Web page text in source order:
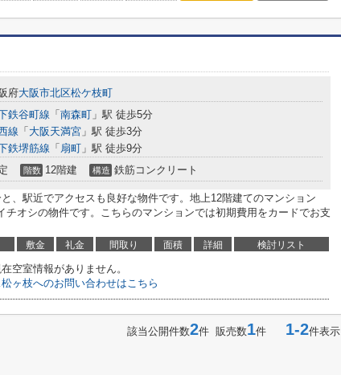
府大阪市北区松ケ枝町
鉄谷町線 「 南森町 」駅 徒歩5分
線 「 大阪天満宮 」駅 徒歩3分
鉄堺筋線 「 扇町 」駅 徒歩9分
階数 12階建 構造 鉄筋コンクリート
、駅近でアクセスも良好な物件です。地上12階建てのマンション
チオシの物件です。こちらのマンションでは初期費用をカードでお支
敷金 礼金 間取り 面積 詳細 検討リスト
空室情報がありません。
ヶ枝へのお問い合わせはこちら
該当公開件数2件 販売数1件 1-2件表示